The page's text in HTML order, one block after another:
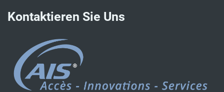
Kontaktieren Sie Uns